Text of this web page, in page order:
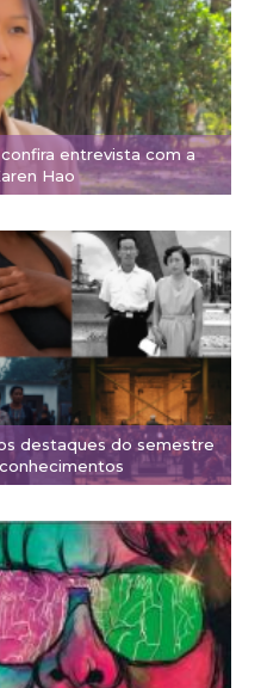
entrevista com a
Hao
destaques do semestre